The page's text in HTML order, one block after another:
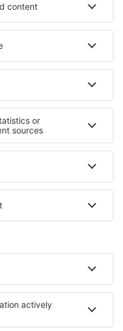
in Sulejówek
in Napoleon
Cottage Grove
Unterkunft in Tschechien
in Val di Pejo
in Nationalpark Biebrza